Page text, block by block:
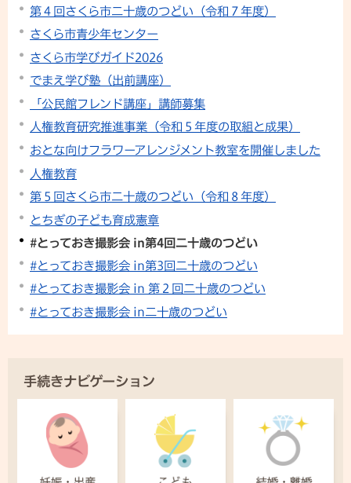
第４回さくら市二十歳のつどい（令和７年度）
さくら市青少年センター
さくら市学びガイド2026
でまえ学び塾（出前講座）
「公民館フレンド講座」講師募集
人権教育研究推進事業（令和５年度の取組と成果）
おとな向けフラワーアレンジメント教室を開催しました
人権教育
第５回さくら市二十歳のつどい（令和８年度）
とちぎの子ども育成憲章
#とっておき撮影会 in第4回二十歳のつどい
#とっておき撮影会 in第3回二十歳のつどい
#とっておき撮影会 in 第２回二十歳のつどい
#とっておき撮影会 in二十歳のつどい
手続きナビゲーション